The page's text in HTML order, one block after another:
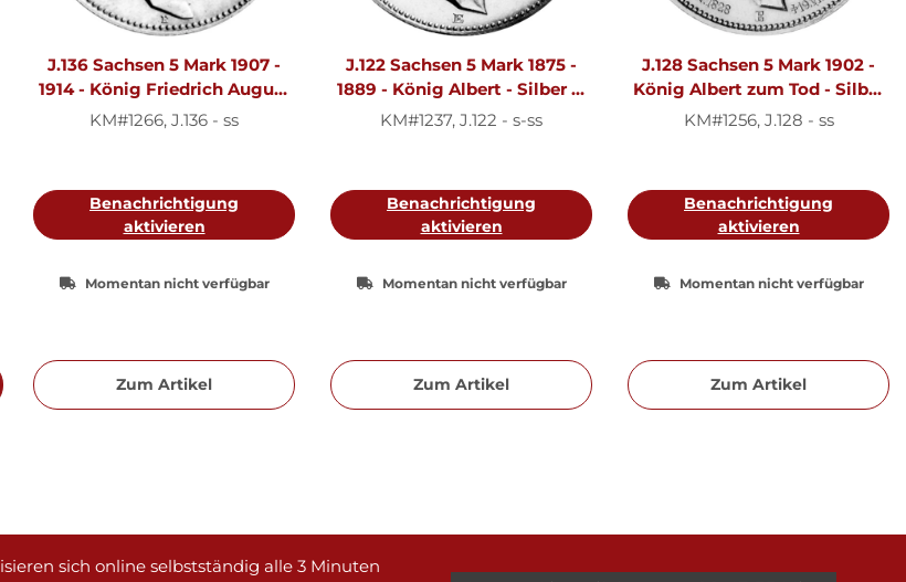
J.136 Sachsen 5 Mark 1907 -
1914 - König Friedrich August
III. - Silber ss
KM#1266, J.136 - ss
Benachrichtigung
aktivieren
Momentan nicht verfügbar
Zum Artikel
J.122 Sachsen 5 Mark 1875 -
1889 - König Albert - Silber s-
ss
KM#1237, J.122 - s-ss
Benachrichtigung
aktivieren
Momentan nicht verfügbar
Zum Artikel
J.128 Sachsen 5 Mark 1902 -
König Albert zum Tod - Silber
ss
KM#1256, J.128 - ss
Benachrichtigung
aktivieren
Momentan nicht verfügbar
Zum Artikel
sich online selbstständig alle 3 Minuten